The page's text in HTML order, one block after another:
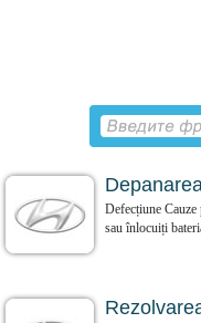
Defecțiune
sau înlocuiți